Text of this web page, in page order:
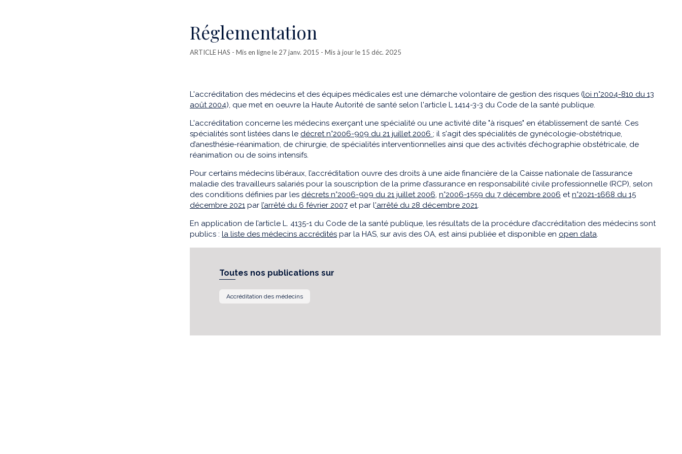
Réglementation
ARTICLE HAS - Mis en ligne le 27 janv. 2015 - Mis à jour le 15 déc. 2025
L'accréditation des médecins et des équipes médicales est une démarche volontaire de gestion des risques (loi n°2004-810 du 13
août 2004), que met en oeuvre la Haute Autorité de santé selon l'article L 1414-3-3 du Code de la santé publique.
L'accréditation concerne les médecins exerçant une spécialité ou une activité dite "à risques" en établissement de santé. Ces
spécialités sont listées dans le décret n°2006-909 du 21 juillet 2006 ; il s'agit des spécialités de gynécologie-obstétrique,
d’anesthésie-réanimation, de chirurgie, de spécialités interventionnelles ainsi que des activités d’échographie obstétricale, de
réanimation ou de soins intensifs.
Pour certains médecins libéraux, l’accréditation ouvre des droits à une aide financière de la Caisse nationale de l’assurance
maladie des travailleurs salariés pour la souscription de la prime d’assurance en responsabilité civile professionnelle (RCP), selon
des conditions définies par les décrets n°2006-909 du 21 juillet 2006, n°2006-1559 du 7 décembre 2006 etn°2021-1668 du 15
décembre 2021 par l’arrêté du 6 février 2007 et par l'arrêté du 28 décembre 2021.
En application de l’article L. 4135-1 du Code de la santé publique, les résultats de la procédure d’accréditation des médecins sont
publics : la liste des médecins accrédités par la HAS, sur avis des OA, est ainsi publiée et disponible en open data.
Toutes nos publications sur
Accréditation des médecins